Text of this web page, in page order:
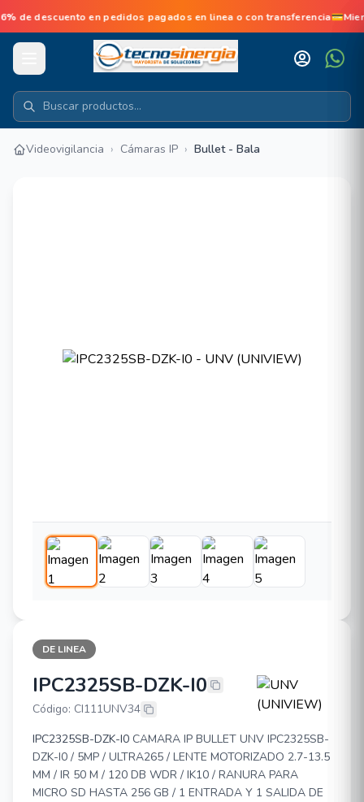
de descuento en pedidos pagados en linea o con
Videovigilancia › Cámaras IP › Bullet - Bala
DE LINEA
UNV (UNIVIEW) IPC2325SB-DZK-I0
IPC2325SB-DZK-I0
Código: CI111UNV34
IPC2325SB-DZK-I0 CAMARA IP BULLET UNV IPC2325SB-
DZK-I0 / 5MP / ULTRA265 / LENTE MOTORIZADO 2.7-13.5
MM / IR 50 M / 120 DB WDR / IK10 / RANURA PARA
MICRO SD HASTA 256 GB / 1 ENTRADA Y 1 SALIDA DE